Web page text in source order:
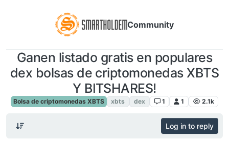
Community
Ganen listado gratis en populares
dex bolsas de criptomonedas XBTS
Y BITSHARES!
Bolsa de criptomonedas XBTS xbts dex 1 1 2.1k
Log in to reply